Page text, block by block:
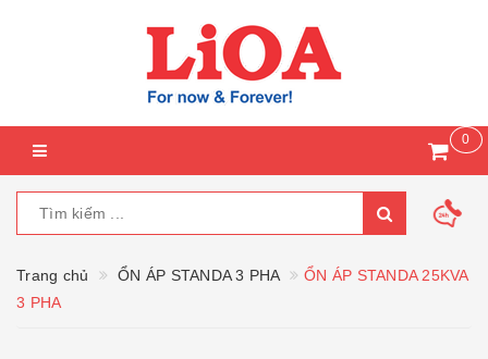
0
Trang chủ ỔN ÁP STANDA 3 PHA
ỔN ÁP STANDA 25KVA
3 PHA